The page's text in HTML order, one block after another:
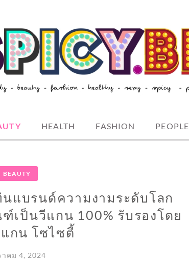
HEALTH FASHION PEOPLE
BEAUTY
แบรนด์ความงามระดับโลก
ป็นวีแกน 100% รับรองโดย
แกน โซไซตี้
าคม 4, 2024